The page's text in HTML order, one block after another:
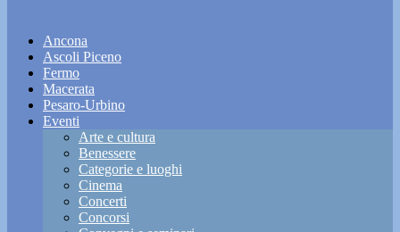
Ancona
Ascoli Piceno
Fermo
Macerata
Pesaro-Urbino
Eventi
Arte e cultura
Benessere
Categorie e luoghi
Cinema
Concerti
Concorsi